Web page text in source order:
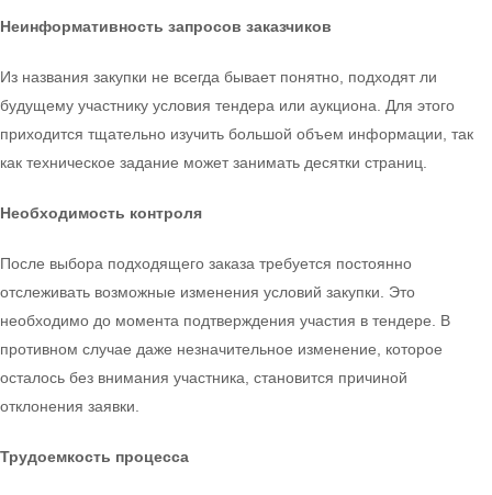
Неинформативность запросов заказчиков
Из названия закупки не всегда бывает понятно, подходят ли
будущему участнику условия тендера или аукциона. Для этого
приходится тщательно изучить большой объем информации, так
как техническое задание может занимать десятки страниц.
Необходимость контроля
После выбора подходящего заказа требуется постоянно
отслеживать возможные изменения условий закупки. Это
необходимо до момента подтверждения участия в тендере. В
противном случае даже незначительное изменение, которое
осталось без внимания участника, становится причиной
отклонения заявки.
Трудоемкость процесса